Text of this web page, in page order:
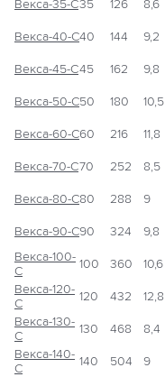
Векса-35-С35 126 8,6
Векса-40-С40 144 9,2
Векса-45-С45 162 9,8
Векса-50-С50 180 10,5
Векса-60-С60 216 11,8
Векса-70-С70 252 8,5
Векса-80-С80 288 9
Векса-90-С90 324 9,8
Векса-100-
С
100 360 10,6
Векса-120-
С
120 432 12,8
Векса-130-
С
130 468 8,4
Векса-140-
С
140 504 9